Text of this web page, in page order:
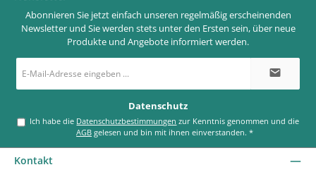
Abonnieren Sie jetzt einfach unseren regelmäßig erscheinenden
Newsletter und Sie werden stets unter den Ersten sein, über neue
Produkte und Angebote informiert werden.
E-
Mail-
*
Datenschutz
Ich habe die Datenschutzbestimmungen
AGB gelesen und bin mit ihnen einverstanden.*
Kontakt